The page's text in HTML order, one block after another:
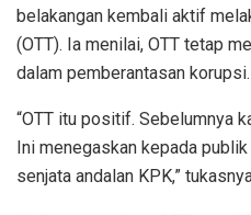
belakangan kembali aktif
(OTT). Ia menilai, OTT tetap
dalam pemberantasan korupsi.
“OTT itu positif. Sebelumnya
Ini menegaskan kepada
senjata andalan KPK,”